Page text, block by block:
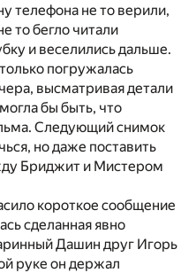
телефона не то верили,
то бегло читали
и веселились дальше.
погружалась
высматривая детали
бы быть, что
Следующий снимок
но даже поставить
Бриджит и Мистером
короткое сообщение
сделанная явно
Дашин друг Игорь
руке он держал